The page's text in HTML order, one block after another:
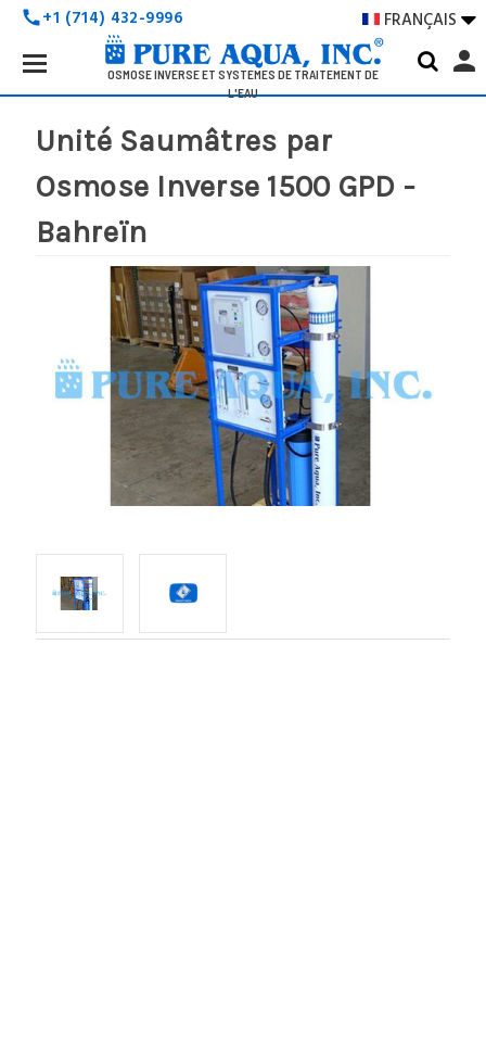
call+1 (714) 432-9996 FRANÇAIS 
OSMOSE INVERSE ET SYSTÈMES DE TRAITEMENT DE
L'EAU
Search
Keyword:
person
Unité Saumâtres par
Osmose Inverse 1500 GPD -
Bahreïn